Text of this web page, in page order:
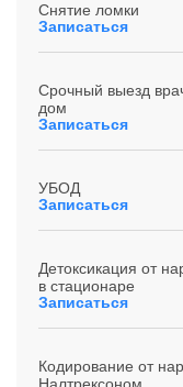
Снятие ломки
Записаться
Срочный выезд
дом
Записаться
УБОД
Записаться
Детоксикация от
в стационаре
Записаться
Кодирование от